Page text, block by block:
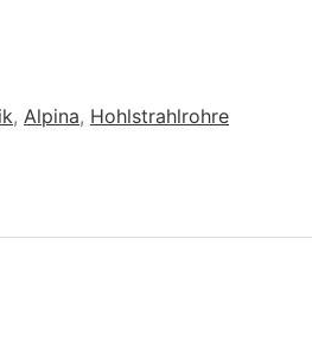
, Alpina, Hohlstrahlrohre